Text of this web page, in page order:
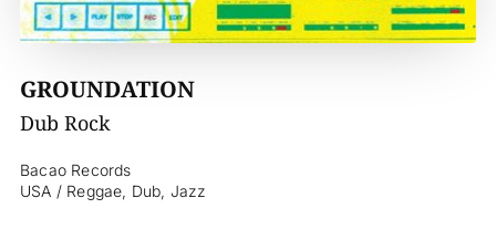
GROUNDATION
Dub Rock
Bacao Records
USA / Reggae, Dub, Jazz